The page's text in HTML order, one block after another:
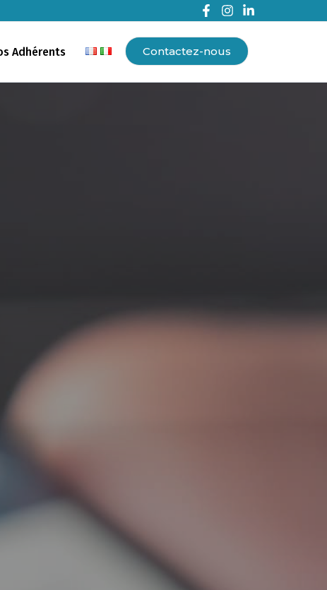
Adhérents Contactez-nous